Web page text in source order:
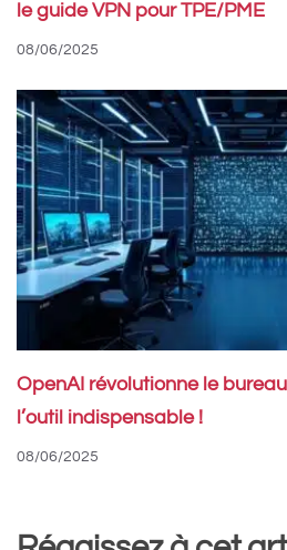
le guide VPN pour TPE/PME
08/06/2025
OpenAI révolutionne le
l’outil indispensable !
08/06/2025